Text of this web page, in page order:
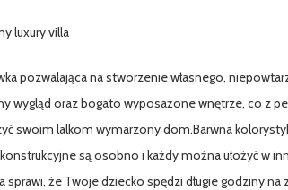
luxury villa
pozwalająca na stworzenie własnego,
wygląd oraz bogato wyposażone wnętrze, co z
swoim lalkom wymarzony dom.Barwna
są osobno i każdy można ułożyć w
sprawi, że Twoje dziecko spędzi długie godziny